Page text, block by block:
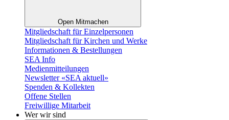
Open Mitmachen
Mitgliedschaft für Einzelpersonen
Mitgliedschaft für Kirchen und Werke
Informationen & Bestellungen
SEA Info
Medienmitteilungen
Newsletter «SEA aktuell»
Spenden & Kollekten
Offene Stellen
Freiwillige Mitarbeit
Wer wir sind